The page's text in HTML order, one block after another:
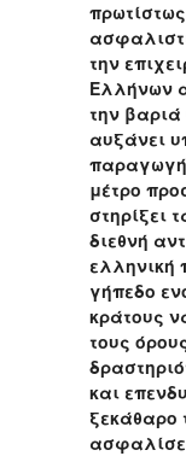
την
Ελλήνων
την
αυξάνει
μέτρο
στηρίξει
διεθνή
ελληνική
γήπεδο
κράτους
τους
και
ξεκάθαρο